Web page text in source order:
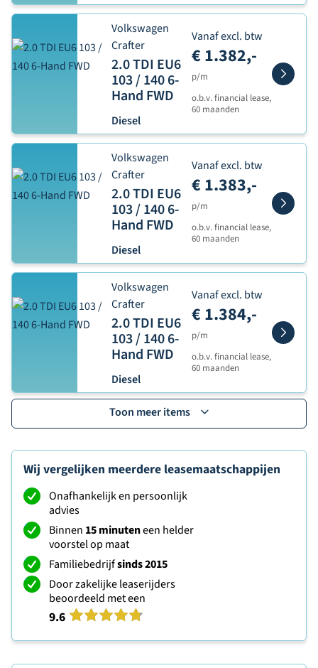
Volkswagen
Crafter
2.0 TDI EU6
103 / 140 6-
Hand FWD
Diesel
Vanaf excl. btw
€ 1.382,-
p/m
o.b.v. financial lease,
60 maanden
Volkswagen
Crafter
2.0 TDI EU6
103 / 140 6-
Hand FWD
Diesel
Vanaf excl. btw
€ 1.383,-
p/m
o.b.v. financial lease,
60 maanden
Volkswagen
Crafter
2.0 TDI EU6
103 / 140 6-
Hand FWD
Diesel
Vanaf excl. btw
€ 1.384,-
p/m
o.b.v. financial lease,
60 maanden
Toon meer items
Wij vergelijken meerdere leasemaatschappijen
Onafhankelijk en persoonlijk
advies
Binnen 15 minuteneen helder
voorstel op maat
Familiebedrijfsinds 2015
Door zakelijke leaserijders
beoordeeld met een
9.6